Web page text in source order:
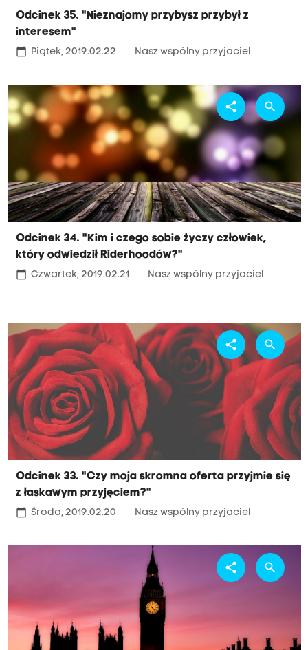
Odcinek 35. "Nieznajomy przybysz przybył z
interesem"
calendar_today Piątek, 2019.02.22 Nasz wspólny przyjaciel
Odcinek 34. "Kim i czego sobie życzy człowiek,
który odwiedził Riderhoodów?"
calendar_today Czwartek, 2019.02.21 Nasz wspólny przyjaciel
share search
Odcinek 33. "Czy moja skromna oferta przyjmie się
z łaskawym przyjęciem?"
calendar_today Środa, 2019.02.20 Nasz wspólny przyjaciel
share search
share search